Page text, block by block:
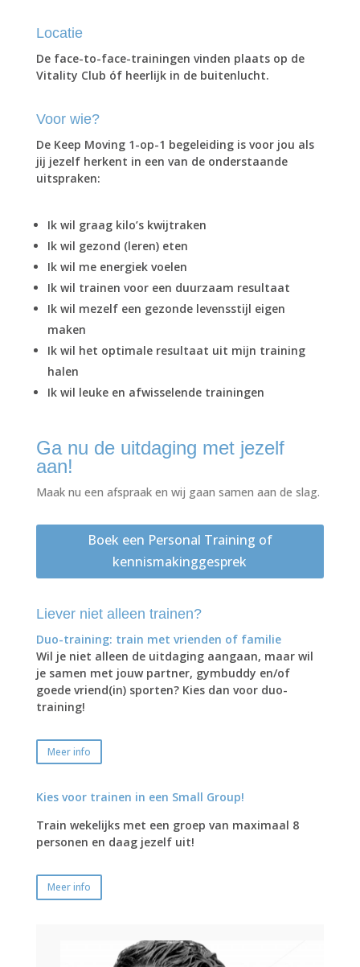
Locatie
De face-to-face-trainingen vinden plaats op de
Vitality Club óf heerlijk in de buitenlucht.
Voor wie?
De Keep Moving 1-op-1 begeleiding is voor jou als
jij jezelf herkent in een van de onderstaande
uitspraken:
Ik wil graag kilo’s kwijtraken
Ik wil gezond (leren) eten
Ik wil me energiek voelen
Ik wil trainen voor een duurzaam resultaat
Ik wil mezelf een gezonde levensstijl eigen
maken
Ik wil het optimale resultaat uit mijn training
halen
Ik wil leuke en afwisselende trainingen
Ga nu de uitdaging met jezelf
aan!
Maak nu een afspraak en wij gaan samen aan de slag.
Boek een Personal Training of
kennismakinggesprek
Liever niet alleen trainen?
Duo-training: train met vrienden of familie
Wil je niet alleen de uitdaging aangaan, maar wil
je samen met jouw partner, gymbuddy en/of
goede vriend(in) sporten? Kies dan voor duo-
training!
Meer info
Kies voor trainen in een Small Group!
Train wekelijks met een groep van maximaal 8
personen en daag jezelf uit!
Meer info